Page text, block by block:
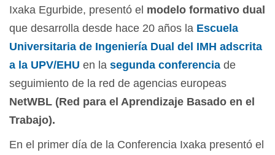
Ixaka Egurbide, presentó el modelo formativo dual
que desarrolla desde hace 20 años la Escuela
Universitaria de Ingeniería Dual del IMH adscrita
a la UPV/EHU en la segunda conferencia de
seguimiento de la red de agencias europeas
NetWBL (Red para el Aprendizaje Basado en el
Trabajo).
En el primer día de la Conferencia Ixaka presentó el